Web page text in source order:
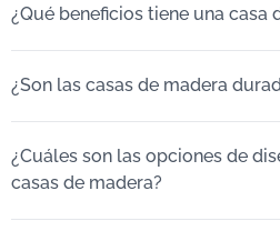
¿Qué beneficios tiene una casa
¿Son las casas de madera
¿Cuáles son las opciones de
casas de madera?